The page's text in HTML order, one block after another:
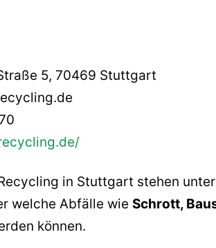
5, 70469 Stuttgart
in Stuttgart stehen
welche Abfälle wie Schrott,
können.